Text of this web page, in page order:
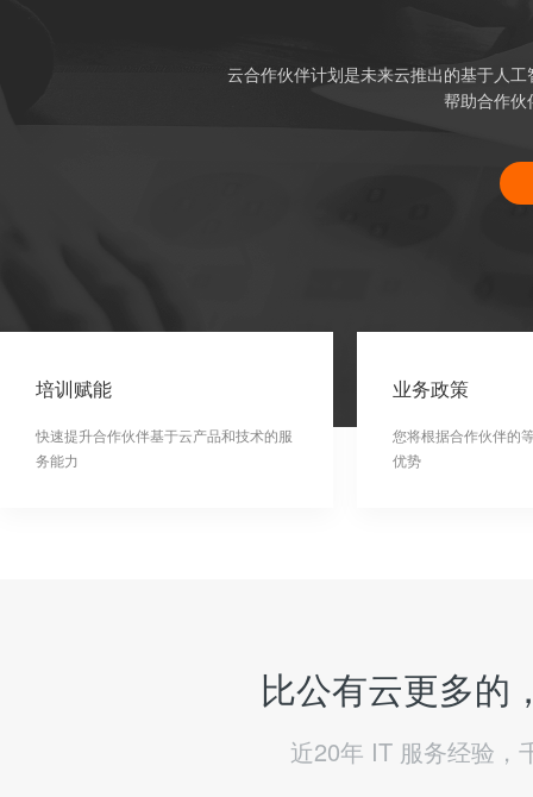
云合作伙伴计划是未来云推出的基于人
帮助合作伙
培训赋能
快速提升合作伙伴基于云产品和技术的服
务能力
业务政策
您将根据合作伙伴的
优势
比公有云更多的
近20年 IT 服务经验，